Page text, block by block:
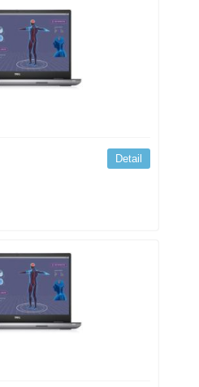
Detail